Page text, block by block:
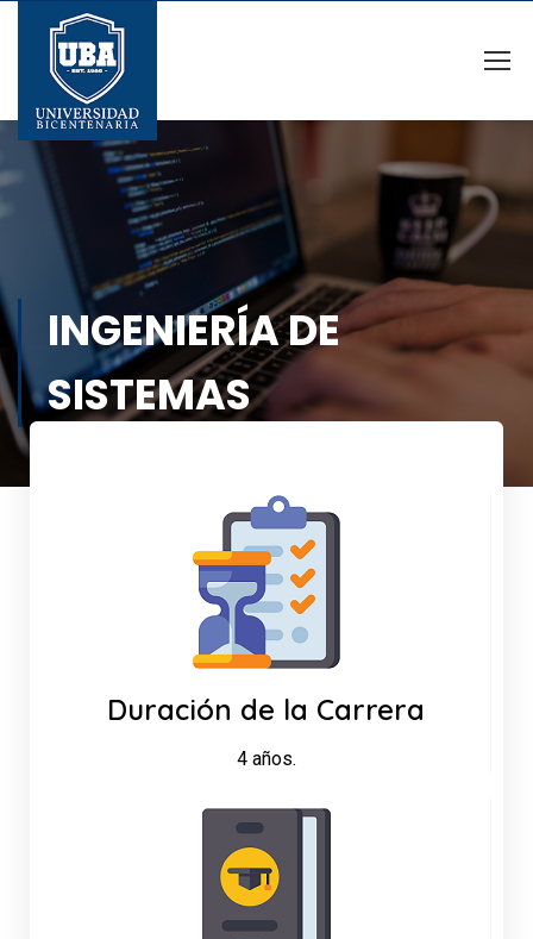
INGENIERÍA DE
SISTEMAS
Duración de la Carrera
4 años.